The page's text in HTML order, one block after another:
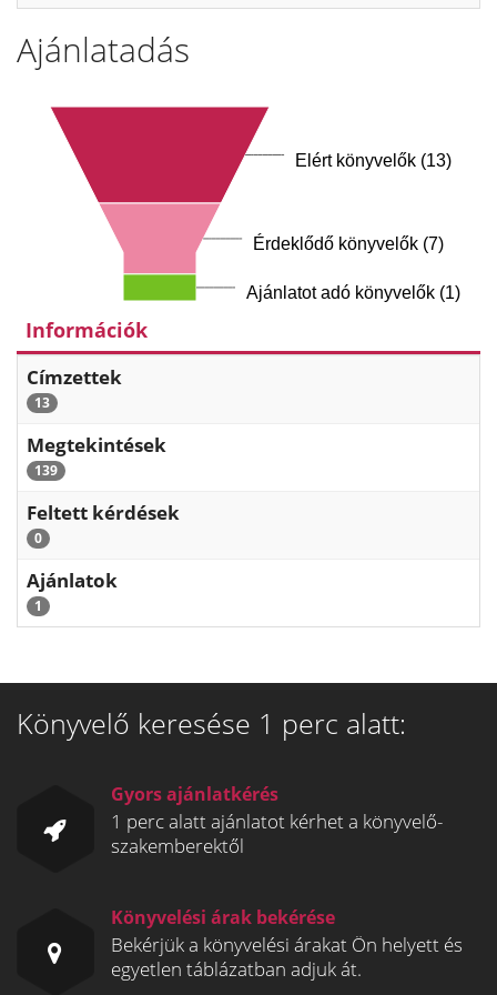
Ajánlatadás
Elért könyvelők (13)
Érdeklődő könyvelők (7)
Ajánlatot adó könyvelők (1)
Információk
Címzettek
13
Megtekintések
139
Feltett kérdések
0
Ajánlatok
1
Könyvelő keresése 1 perc alatt:
Gyors ajánlatkérés
1 perc alatt ajánlatot kérhet a könyvelő-
szakemberektől
Könyvelési árak bekérése
Bekérjük a könyvelési árakat Ön helyett és
egyetlen táblázatban adjuk át.